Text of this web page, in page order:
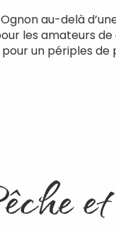
au-delà
les amateurs de
un périples de